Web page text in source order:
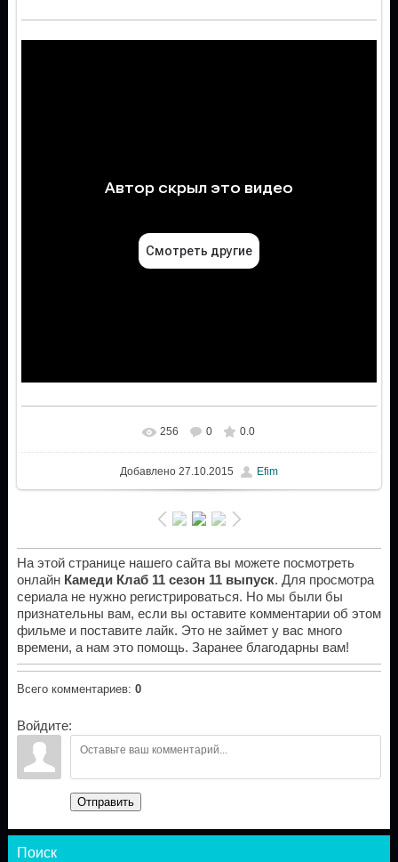
256 0 0.0
Добавлено27.10.2015 Efim
На этой странице нашего сайта вы можете посмотреть
онлайн Камеди Клаб 11 сезон 11 выпуск. Для просмотра
сериала не нужно регистрироваться. Но мы были бы
признательны вам, если вы оставите комментарии об этом
фильме и поставите лайк. Это не займет у вас много
времени, а нам это помощь. Заранее благодарны вам!
Всего комментариев: 0
Войдите:
Отправить
Поиск